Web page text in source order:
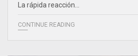
La rápida reacción…
CONTINUE READING